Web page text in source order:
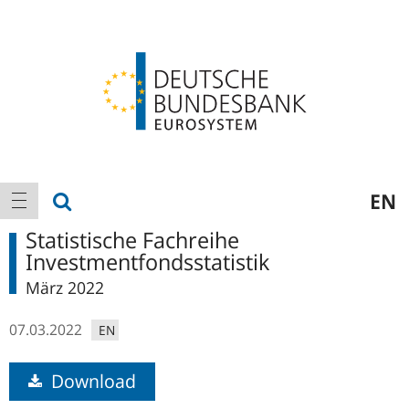
Hauptnavigation
Navigation anzeigen EN
Statistische Fachreihe
Investmentfondsstatistik
März 2022
07.03.2022 EN
Download